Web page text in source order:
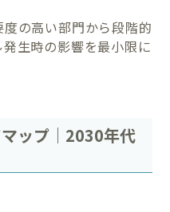
の高い部門から段階的
生時の影響を最小限に
ップ｜2030年代